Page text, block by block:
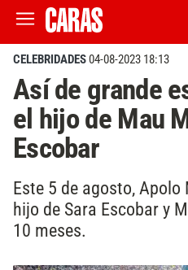
CELEBRIDADES04-08-2023 18:13
Así de grande
el hijo de Mau
Escobar
Este 5 de agosto,
hijo de Sara Escobar y
10 meses.